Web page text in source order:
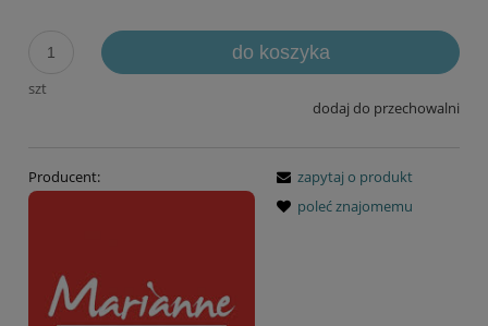
szt
do koszyka
dodaj do przechowalni
Producent:
zapytaj o produkt
poleć znajomemu